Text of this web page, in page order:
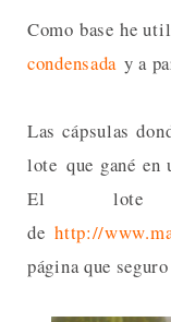
Como base he
condensada y a
Las cápsulas
lote que gané en
El lote
dehttp://
página que